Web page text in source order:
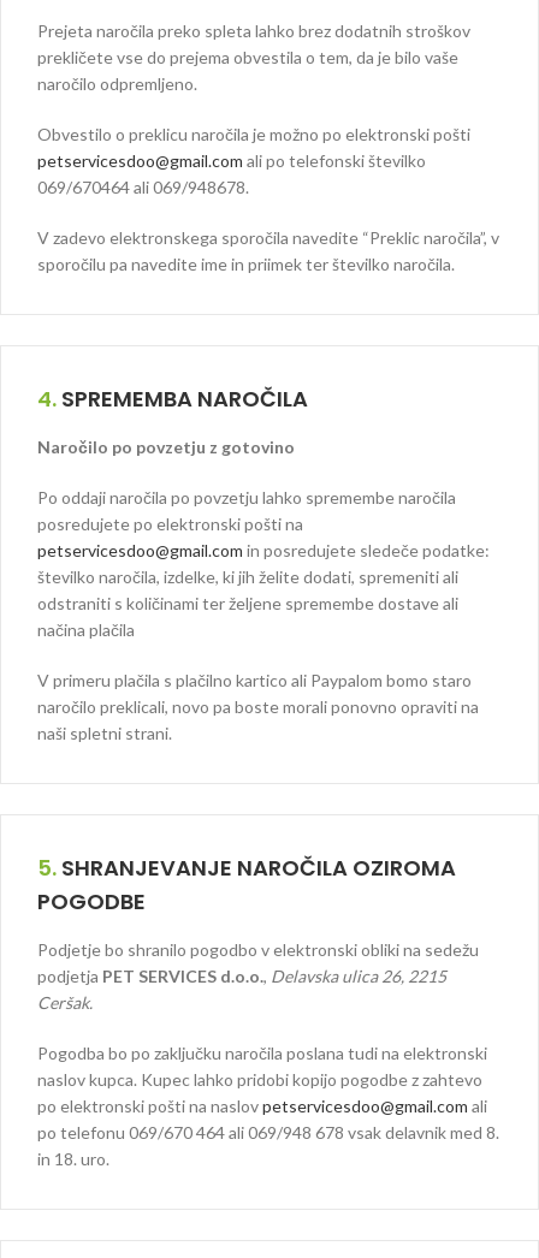
Prejeta naročila preko spleta lahko brez dodatnih stroškov
prekličete vse do prejema obvestila o tem, da je bilo vaše
naročilo odpremljeno.
Obvestilo o preklicu naročila je možno po elektronski pošti
petservicesdoo@gmail.com ali po telefonski številko
069/670464 ali 069/948678.
V zadevo elektronskega sporočila navedite “Preklic naročila”, v
sporočilu pa navedite ime in priimek ter številko naročila.
4. SPREMEMBA NAROČILA
Naročilo po povzetju z gotovino
Po oddaji naročila po povzetju lahko spremembe naročila
posredujete po elektronski pošti na
petservicesdoo@gmail.com in posredujete sledeče podatke:
številko naročila, izdelke, ki jih želite dodati, spremeniti ali
odstraniti s količinami ter željene spremembe dostave ali
načina plačila
V primeru plačila s plačilno kartico ali Paypalom bomo staro
naročilo preklicali, novo pa boste morali ponovno opraviti na
naši spletni strani.
5. SHRANJEVANJE NAROČILA OZIROMA
POGODBE
Podjetje bo shranilo pogodbo v elektronski obliki na sedežu
podjetja PET SERVICES d.o.o., Delavska ulica 26, 2215
Ceršak.
Pogodba bo po zaključku naročila poslana tudi na elektronski
naslov kupca. Kupec lahko pridobi kopijo pogodbe z zahtevo
po elektronski pošti na naslovpetservicesdoo@gmail.com ali
po telefonu 069/670 464 ali 069/948 678 vsak delavnik med 8.
in 18. uro.